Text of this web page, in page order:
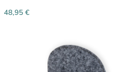
48,95 €